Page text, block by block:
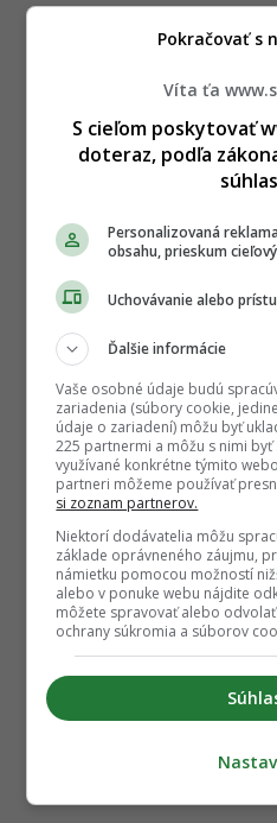
Víta ťa
S cieľom poskytovať
doteraz, podľa
Personalizovaná
obsahu, prieskum
Uchovávanie alebo
Ďalšie informácie
Vaše osobné údaje budú
zariadenia (súbory cookie,
údaje o zariadení) môžu byť
225 partnermi a môžu s nimi
využívané konkrétne týmito
partneri môžeme používať
si zoznam partnerov.
Niektorí dodávatelia môžu
základe oprávneného záujmu,
námietku pomocou možností
alebo v ponuke webu nájdite
môžete spravovať alebo odvolať
ochrany súkromia a súborov
Pokračovať s